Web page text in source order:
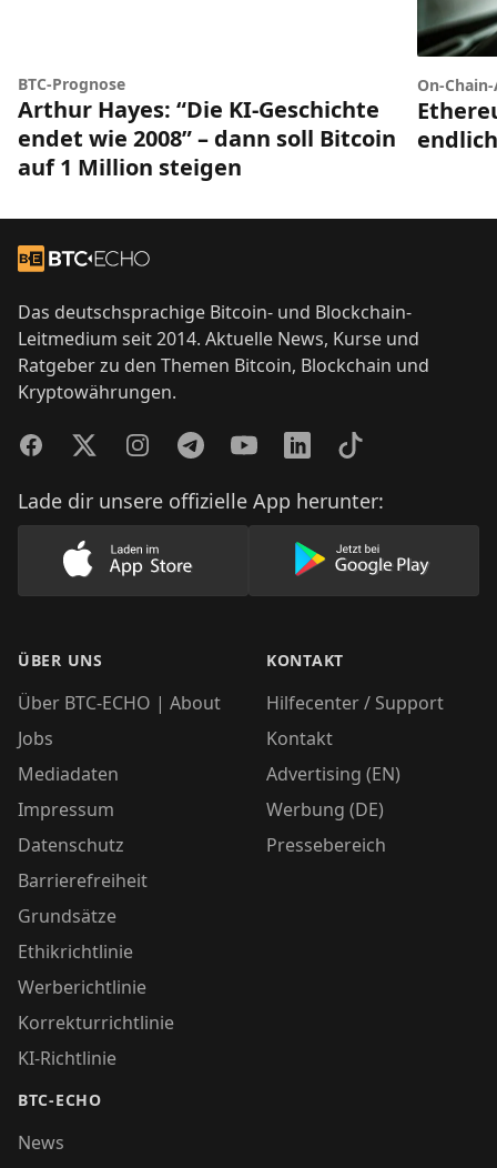
BTC-Prognose
Arthur Hayes: “Die KI-Geschichte
endet wie 2008” – dann soll Bitcoin
auf 1 Million steigen
On-
Zur Startseite
Das deutschsprachige Bitcoin- und Blockchain-
Leitmedium seit 2014. Aktuelle News, Kurse und
Ratgeber zu den Themen Bitcoin, Blockchain und
Kryptowährungen.
FacebookTwitterInstagramTelegramYouTubeLinkedInTikTok
Lade dir unsere offizielle App herunter:
Lade unsere App im AppStore herunter
Lade unsere
ÜBER UNS
Über BTC-ECHO | About
Jobs
Mediadaten
Impressum
Datenschutz
Barrierefreiheit
Grundsätze
Ethikrichtlinie
Werberichtlinie
Korrekturrichtlinie
KI-Richtlinie
BTC-ECHO
News
KONTAKT
Hilfecenter / Support
Kontakt
Advertising (EN)
Werbung (DE)
Pressebereich